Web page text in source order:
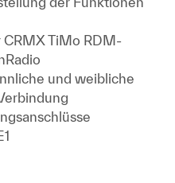
TiMo RDM-
und weibliche